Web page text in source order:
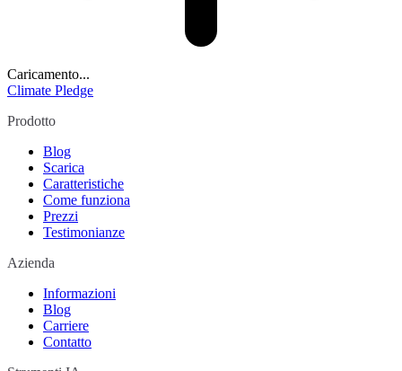
Caricamento...
Climate Pledge
Prodotto
Blog
Scarica
Caratteristiche
Come funziona
Prezzi
Testimonianze
Azienda
Informazioni
Blog
Carriere
Contatto